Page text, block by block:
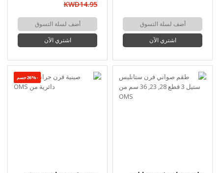
أضف لسلة التسوق
اشتري الآن
KWD14.95
أضف لسلة التسوق
اشتري الآن
-26%حسم